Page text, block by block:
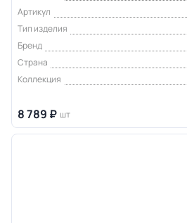
Артикул
Тип изделия
Бренд
Страна
Коллекция
8 789 ₽ шт